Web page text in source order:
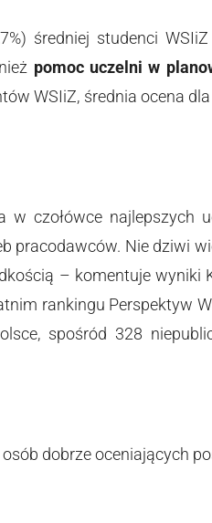
średniej studenci
pomoc uczelni w
WSIiZ, średnia ocena
czołówce najlepszych
pracodawców. Nie dziwi
– komentuje wyniki
rankingu Perspektyw
spośród 328
dobrze oceniających